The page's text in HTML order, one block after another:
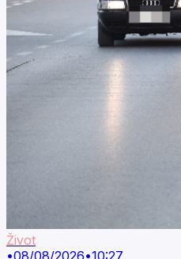
Život
•08/08/2026•10:27